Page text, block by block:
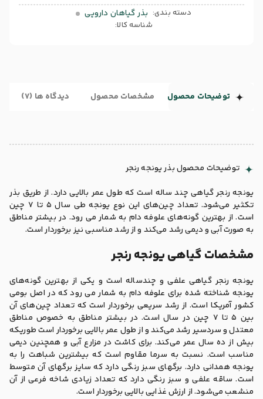
دسته بندی: بذر گیاهان دارویی
شناسه کالا:
توضیحات محصول مشخصات محصول دیدگاه ها (7)
توضیحات محصول بذر یونجه رنجر
یونجه رنجر گیاهی چند ساله است که طول عمر بالایی دارد. از طریق بذر
تکثیر می‌شود. تعداد چین‌های این نوع یونجه طی سال 5 تا 7 چین
است. از بهترین گونه‌های علوفه دام به شمار می رود. در بیشتر مناطق
به صورت آبی و دیمی رشد می‌کند و از رشد مناسبی نیز برخوردار است.
مشخصات گیاهی یونجه رنجر
یونجه رنجر گیاهی علفی و چندساله است و یکی از بهترین گونه‌های
یونجه شناخته شده برای علوفه دام به شمار می رود که در اصل بومی
کشور آمریکا است. از رشد سریعی برخوردار است که تعداد چین‌های آن
بین 5 تا 7 چین در سال است. در بیشتر مناطق به خصوص مناطق
معتدل و سردسیر رشد می‌کند و از طول عمر بالایی برخوردار است طوریکه
بیش از ده سال عمر می‌کند. برای کاشت در مزارع آبی و همچنین دیمی
مناسب است. نسبت به سرما مقاوم است که بیشترین شباهت را به
یونجه همدانی دارد. برگهای سبز رنگی دارد که سایز برگهای آن متوسط
است. ساقه علفی و سبز رنگی دارد که تعداد زیادی شاخه فرعی از آن
منشعب می‌شود. از ارزش غذایی بالایی برخوردار است.